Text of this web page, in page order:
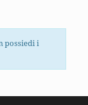
possiedi i